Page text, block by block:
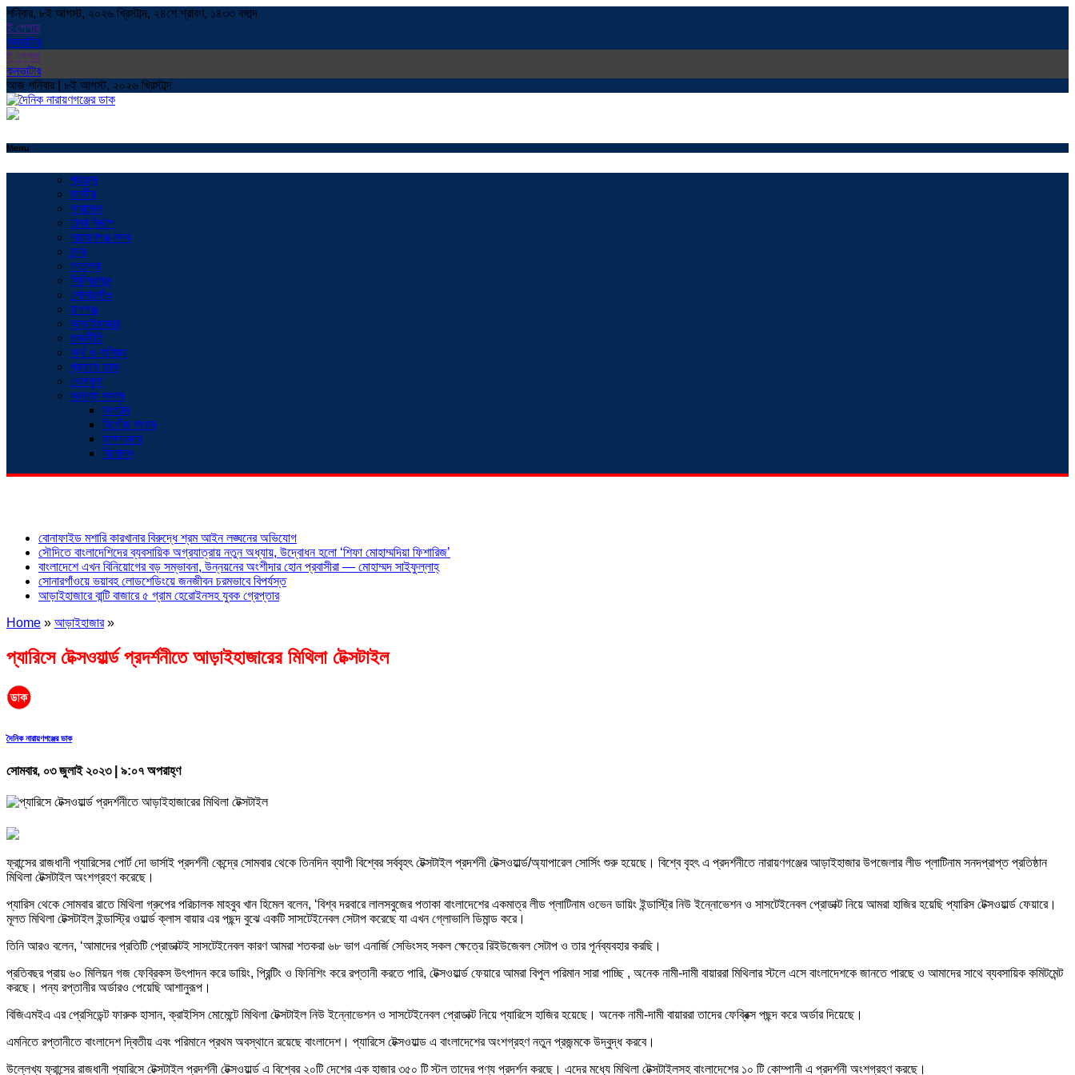
শনিবার, ৮ই আগস্ট, ২০২৬ খ্রিস্টাব্দ, ২৪শে শ্রাবণ, ১৪৩৩ বঙ্গাব্দ
ই পেপার
কনভাটার
ই পেপার
কনভাটার
আজ শনিবার | ৮ই আগস্ট, ২০২৬ খ্রিস্টাব্দ
Menu
প্রচ্ছদ
জাতীয়
সারাদেশ
ঢাকা বিভাগ
নারায়ণগঞ্জ সদর
বন্দর
ফতুল্লা
সিদ্ধিরগঞ্জ
সোনারগাঁও
রূপগঞ্জ
আড়াইহাজার
রাজনীতি
অর্থ ও বাণিজ্য
প্রবাসে ডাক
খেলাধুলা
অনন্যা সংবাদ
সংগঠন
নিখোঁজ সংবাদ
সাক্ষাৎকার
বিনোদন
বোনাফাইড মশারি কারখানার বিরুদ্ধে শ্রম আইন লঙ্ঘনের অভিযোগ
সৌদিতে বাংলাদেশিদের ব্যবসায়িক অগ্রযাত্রায় নতুন অধ্যায়, উদ্বোধন হলো ‘শিফা মোহাম্মদিয়া ফিশারিজ’
বাংলাদেশে এখন বিনিয়োগের বড় সম্ভাবনা, উন্নয়নের অংশীদার হোন প্রবাসীরা — মোহাম্মদ সাইফুল্লাহ্
সোনারগাঁওয়ে ভয়াবহ লোডশেডিংয়ে জনজীবন চরমভাবে বিপর্যস্ত
আড়াইহাজারে বান্টি বাজারে ৫ গ্রাম হেরোইনসহ যুবক গ্রেপ্তার
Home » আড়াইহাজার»
প্যারিসে টেক্সওয়ার্ল্ড প্রদর্শনীতে আড়াইহাজারের মিথিলা টেক্সটাইল
দৈনিক নারায়ণগঞ্জের ডাক
সোমবার, ০৩ জুলাই ২০২৩ | ৯:০৭ অপরাহ্ণ
ফ্রান্সের রাজধানী প্যারিসের পোর্ট দো ভার্সাই প্রদর্শনী কেন্দ্রে সোমবার থেকে তিনদিন ব্যাপী বিশ্বের সর্ববৃহৎ টেক্সটাইল প্রদর্শনী টেক্সওয়ার্ল্ড/অ্যাপারেল সোর্সিং শুরু হয়েছে। বিশ্বে বৃহৎ এ প্রদর্শনীতে নারায়ণগঞ্জের আড়াইহাজার উপজেলার লীড প্লাটিনাম সনদপ্রাপ্ত প্রতিষ্ঠান
মিথিলা টেক্সটাইল অংশগ্রহণ করেছে।
প্যারিস থেকে সোমবার রাতে মিথিলা গ্রুপের পরিচালক মাহবুব খান হিমেল বলেন, ‘বিশ্ব দরবারে লালসবুজের পতাকা বাংলাদেশের একমাত্র লীড প্লাটিনাম ওভেন ডায়িং ইন্ডাস্ট্রি নিউ ইন্নোভেশন ও সাসটেইনেবল প্রোডাক্ট নিয়ে আমরা হাজির হয়েছি প্যারিস টেক্সওয়ার্ল্ড ফেয়ারে।
মূলত মিথিলা টেক্সটাইল ইন্ডাস্ট্রি ওয়ার্ল্ড ক্লাস বায়ার এর পছন্দ বুঝে একটি সাসটেইনেবল সেটাপ করেছে যা এখন গ্লোভালি ডিমান্ড করে।
তিনি আরও বলেন, ‘আমাদের প্রতিটি প্রোডাক্টই সাসটেইনেবল কারণ আমরা শতকরা ৬৮ ভাগ এনার্জি সেভিংসহ সকল ক্ষেত্রে রিইউজেবল সেটাপ ও তার পূর্নব্যবহার করছি।
প্রতিবছর প্রায় ৬০ মিলিয়ন গজ ফেব্রিকস উৎপাদন করে ডায়িং, প্রিন্টিং ও ফিনিশিং করে রপ্তানী করতে পারি, টেক্সওয়ার্ল্ড ফেয়ারে আমরা বিপুল পরিমান সারা পাচ্ছি , অনেক নামী-দামী বায়াররা মিথিলার স্টলে এসে বাংলাদেশকে জানতে পারছে ও আমাদের সাথে ব্যবসায়িক কমিটমেন্ট
করছে। পন্য রপ্তানীর অর্ডারও পেয়েছি আশানুরূপ।
বিজিএমইএ এর প্রেসিডেন্ট ফারুক হাসান, ক্রাইসিস মোমেন্টে মিথিলা টেক্সটাইল নিউ ইন্নোভেশন ও সাসটেইনেবল প্রোডাক্ট নিয়ে প্যারিসে হাজির হয়েছে। অনেক নামী-দামী বায়াররা তাদের ফেব্রিক্স পছন্দ করে অর্ডার দিয়েছে।
এমনিতে রপ্তানীতে বাংলাদেশ দ্বিতীয় এবং পরিমানে প্রথম অবস্থানে রয়েছে বাংলাদেশ। প্যারিসে টেক্সওয়াল্ড এ বাংলাদেশের অংশগ্রহণ নতুন প্রজন্মকে উদ্বুদ্ধ করবে।
উল্লেখ্য ফ্রান্সের রাজধানী প্যারিসে টেক্সটাইল প্রদর্শনী টেক্সওয়ার্ল্ড এ বিশ্বের ২০টি দেশের এক হাজার ৩৫০ টি স্টল তাদের পণ্য প্রদর্শন করছে। এদের মধ্যে মিথিলা টেক্সটাইলসহ বাংলাদেশের ১০ টি কোম্পানী এ প্রদর্শনী অংশগ্রহণ করছে।